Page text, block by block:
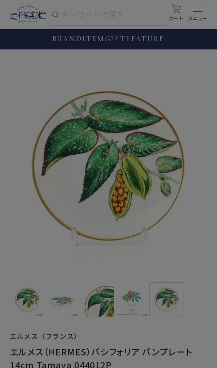
カート
BRANDITEM GIFT FEATURE
エルメス（フランス）
エルメス（HERMES）パシフォリア パンプレート
14cm Tamaya 044012P